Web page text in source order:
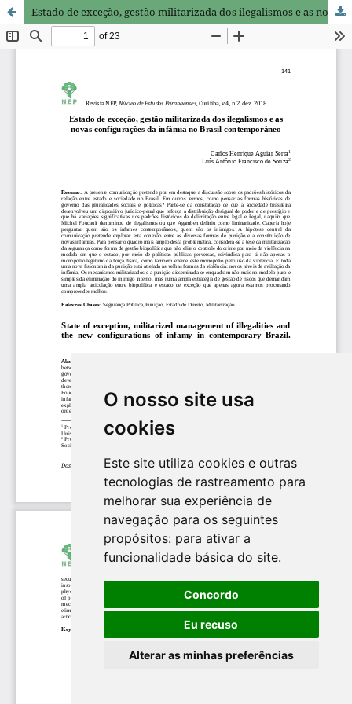
O nosso site usa
cookies
Este site utiliza cookies e outras
tecnologias de rastreamento para
melhorar sua experiência de
navegação para os seguintes
propósitos: para ativar a
funcionalidade básica do site.
Concordo
Eu recuso
Alterar as minhas preferências
Estado de exceção, gestão militarizada dos ilegalismos e as novas configurações da infâmia no Brasil contemporâneo